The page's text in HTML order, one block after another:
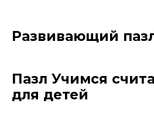
Развивающий
Пазл Учимся
для детей